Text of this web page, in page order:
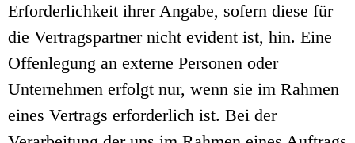
Erforderlichkeit ihrer Angabe, sofern diese für
die Vertragspartner nicht evident ist, hin. Eine
Offenlegung an externe Personen oder
Unternehmen erfolgt nur, wenn sie im Rahmen
eines Vertrags erforderlich ist. Bei der